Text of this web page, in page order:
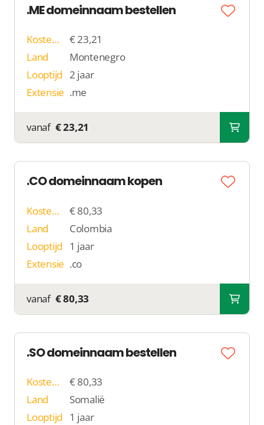
.ME domeinnaam bestellen
Kosten p/j
€ 23,21
Land
Montenegro
Looptijd 2 jaar
Extensie .me
vanaf € 23,21
.CO domeinnaam kopen
Kosten p/j
€ 80,33
Land
Colombia
Looptijd
1 jaar
Extensie .co
vanaf € 80,33
.SO domeinnaam bestellen
Kosten p/j
€ 80,33
Land
Somalië
Looptijd
1 jaar